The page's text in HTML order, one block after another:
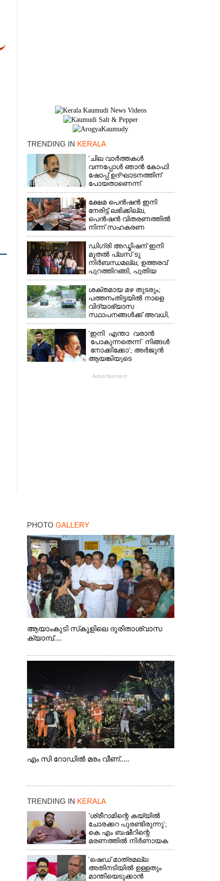
TRENDING IN KERALA
'ചില വാർത്തകൾ
വന്നപ്പോൾ ഞാൻ കോഫി
ഷോപ്പ് ഉദ്ഘാടനത്തിന്
പോയതാണെന്ന്
വിചാരിച്ചു, 400 കോടിയുടെ
പ്രോജക്ടാണ് അത്'
ക്ഷേമ പെൻഷൻ ഇനി
നേരിട്ട് ലഭിക്കില്ല,​
പെൻഷൻ വിതരണത്തിൽ
നിന്ന് സഹകരണ
ബാങ്കുകളെ ഒഴിവാക്കി
ഡിഗ്രി അഡ്മിഷന് ഇനി
മുതൽ പ്ലസ് ടു
നിർബന്ധമല്ല; ഉത്തരവ്
പുറത്തിറങ്ങി, പുതിയ
മാറ്റങ്ങൾ അറിയാം
ശക്തമായ മഴ തുടരും;
പത്തനംതിട്ടയിൽ നാളെ
വിദ്യാഭ്യാസ
സ്ഥാപനങ്ങൾക്ക് അവധി,​
ജില്ലയിൽ ഇന്ന് റെ‌ഡും
നാളെ ഓറഞ്ചും അലർട്ട്
'ഇനി എന്താ വരാൻ
പോകുന്നതെന്ന് നിങ്ങൾ
നോക്കിക്കോ'; അർജുൻ
ആയങ്കിയുടെ
ചെന്നിത്തല
Advertisement
PHOTO GALLERY
ആയാംകുടി സ്‌കൂളിലെ ദുരിതാശ്വാസ
ക്യാമ്പ്....
എം സി റോഡിൽ മരം വീണ്.....
TRENDING IN KERALA
'ശ്രീറാമിന്റെ കയ്യിൽ
ചോരക്കറ പുരണ്ടിരുന്നു';
കെ എം ബഷീറിന്റെ
മരണത്തിൽ നിർണായക
മൊഴിയുമായി ദൃക്‌സാക്ഷി
'ഷെഡ് മാത്രമല്ല
അതിനടിയിൽ ഉള്ളതും
മാന്തിയെടുക്കാൻ
×